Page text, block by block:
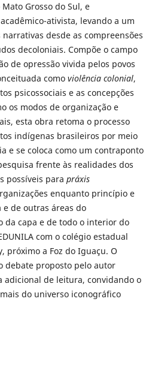
Grosso do Sul, e
ativista, levando a um
desde as compreensões
decoloniais. Compõe o campo
de opressão vivida pelos povos
como violência colonial,
psicossociais e as concepções
os modos de organização e
esta obra retoma o processo
indígenas brasileiros por meio
e se coloca como um contraponto
frente às realidades dos
possíveis para práxis
enquanto princípio e
de outras áreas do
da capa e de todo o interior do
com o colégio estadual
próximo a Foz do Iguaçu. O
debate proposto pelo autor
adicional de leitura, convidando o
do universo iconográfico